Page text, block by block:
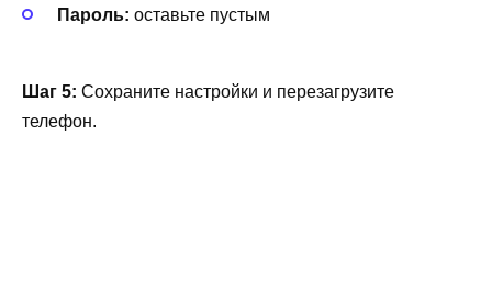
Пароль: оставьте пустым
Шаг 5: Сохраните настройки и перезагрузите
телефон.